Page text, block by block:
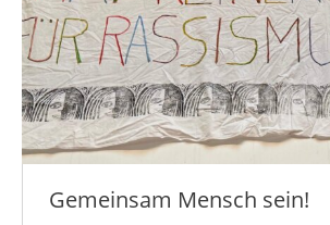
Gemeinsam Mensch sein!